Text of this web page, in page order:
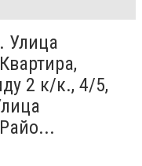
Улица
2 к/к., 4/5,